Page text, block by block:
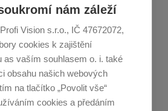
nám záleží
Vision s.r.o., IČ 47672072,
cookies k zajištění
as vaším souhlasem o. i. také
obsahu našich webových
na tlačítko „Povolit vše“
cookies a předáním
představujeme